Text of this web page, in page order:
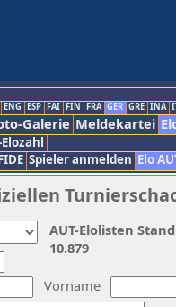
ENG ESP FAI FIN FRA GER GRE INA
Galerie Meldekartei
Spieler anmelden Elo
Vorname
AUT-Elolisten
10.879